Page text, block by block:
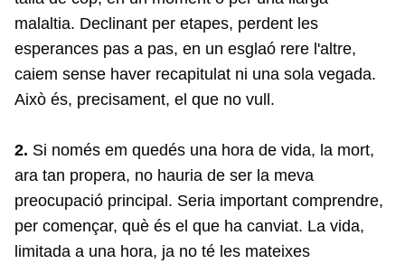
malaltia. Declinant per etapes, perdent les
esperances pas a pas, en un esglaó rere l'altre,
caiem sense haver recapitulat ni una sola vegada.
Això és, precisament, el que no vull.
2. Si només em quedés una hora de vida, la mort,
ara tan propera, no hauria de ser la meva
preocupació principal. Seria important comprendre,
per començar, què és el que ha canviat. La vida,
limitada a una hora, ja no té les mateixes